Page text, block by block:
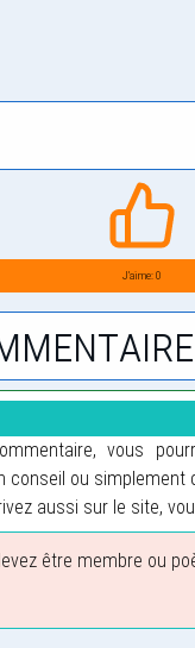
J’aime: 0
vous
conseil ou simplement
aussi sur le site,
être membre ou